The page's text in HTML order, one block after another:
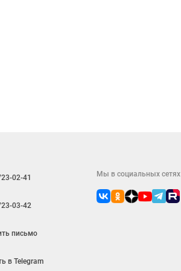
02-41
03-42
письмо
в Telegram
Мы в социальных сетях